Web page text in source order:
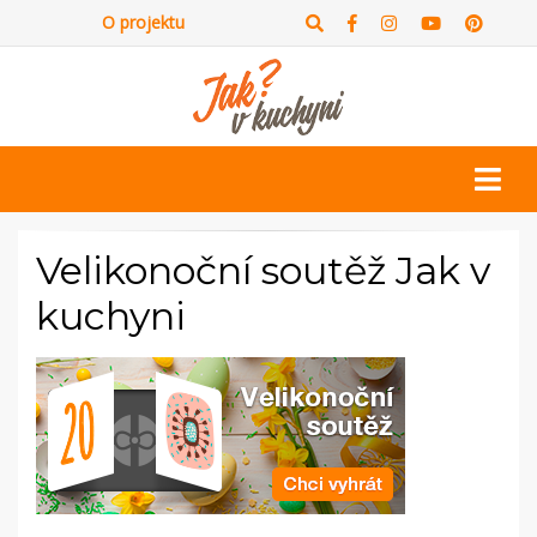
O projektu
Velikonoční soutěž Jak v
kuchyni